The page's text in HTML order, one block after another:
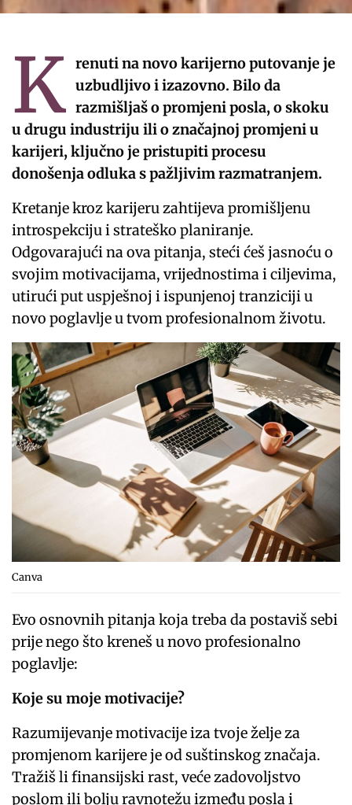
K renuti na novo karijerno putovanje je
uzbudljivo i izazovno. Bilo da
razmišljaš o promjeni posla, o skoku
u drugu industriju ili o značajnoj promjeni u
karijeri, ključno je pristupiti procesu
donošenja odluka s pažljivim razmatranjem.
Kretanje kroz karijeru zahtijeva promišljenu
introspekciju i strateško planiranje.
Odgovarajući na ova pitanja, steći ćeš jasnoću o
svojim motivacijama, vrijednostima i ciljevima,
utirući put uspješnoj i ispunjenoj tranziciji u
novo poglavlje u tvom profesionalnom životu.
Canva
Evo osnovnih pitanja koja treba da postaviš sebi
prije nego što kreneš u novo profesionalno
poglavlje:
Koje su moje motivacije?
Razumijevanje motivacije iza tvoje želje za
promjenom karijere je od suštinskog značaja.
Tražiš li finansijski rast, veće zadovoljstvo
poslom ili bolju ravnotežu između posla i